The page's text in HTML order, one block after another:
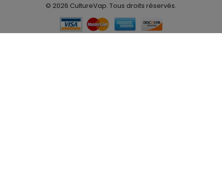
© 2026 CultureVap. Tous droits réservés.